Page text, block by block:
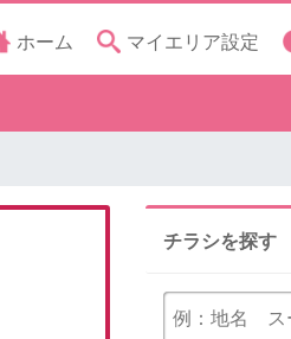
ホーム マイエリア設定
チラシを探す